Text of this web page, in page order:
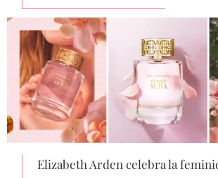
Elizabeth Arden celebra la